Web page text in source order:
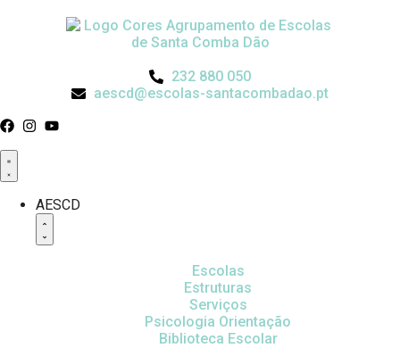
232 880 050
aescd@escolas-santacombadao.pt
AESCD
Escolas
Estruturas
Serviços
Psicologia Orientação
Biblioteca Escolar